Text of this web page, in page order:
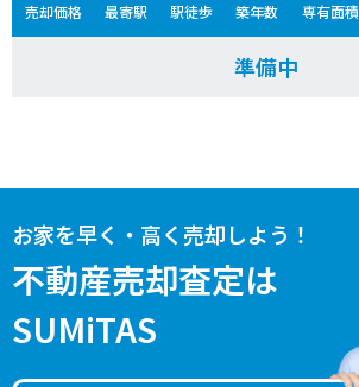
売却価格 最寄駅 駅徒歩 築年数 専有面積
準備中
お家を早く・高く売却しよう！
不動産売却査定は
SUMiTAS